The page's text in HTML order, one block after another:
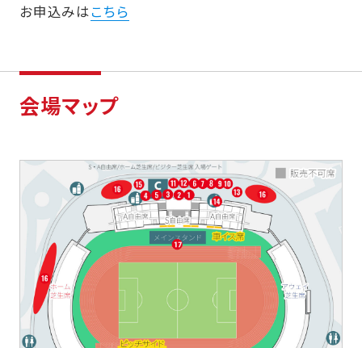
お申込みはこちら
会場マップ